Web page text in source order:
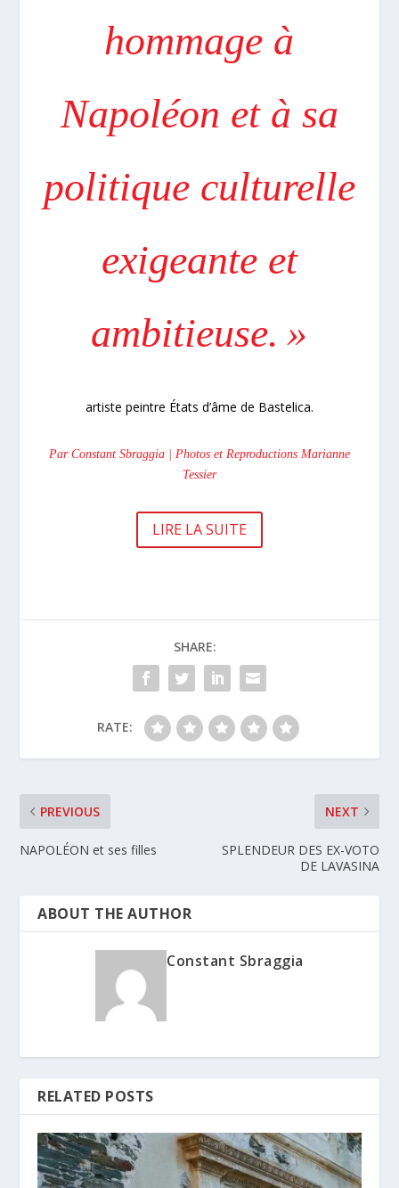
hommage à
Napoléon et à sa
politique culturelle
exigeante et
ambitieuse. »
artiste peintre États d’âme de Bastelica.
Par Constant Sbraggia | Photos et Reproductions Marianne
Tessier
LIRE LA SUITE
SHARE:
RATE:
PREVIOUS
NAPOLÉON et ses filles
NEXT
SPLENDEUR DES EX-VOTO
DE LAVASINA
ABOUT THE AUTHOR
Constant Sbraggia
RELATED POSTS